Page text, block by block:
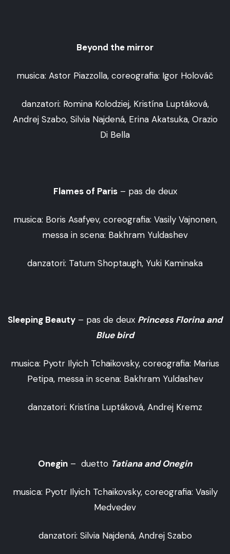
Beyond the mirror
musica: Astor Piazzolla, coreografia: Igor Holováč
danzatori: Romina Kolodziej, Kristína Luptáková,
Andrej Szabo, Silvia Najdená, Erina Akatsuka, Orazio
Di Bella
Flames of Paris– pas de deux
musica: Boris Asafyev, coreografia: Vasily Vajnonen,
messa in scena: Bakhram Yuldashev
danzatori: Tatum Shoptaugh, Yuki Kaminaka
Sleeping Beauty – pas de deux Princess Florina and
Blue bird
musica: Pyotr Ilyich Tchaikovsky, coreografia: Marius
Petipa, messa in scena: Bakhram Yuldashev
danzatori: Kristína Luptáková, Andrej Kremz
Onegin – duetto Tatiana and Onegin
musica: Pyotr Ilyich Tchaikovsky, coreografia: Vasily
Medvedev
danzatori: Silvia Najdená, Andrej Szabo